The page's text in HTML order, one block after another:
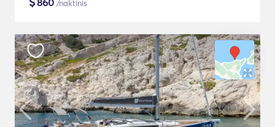
860 /naktinis